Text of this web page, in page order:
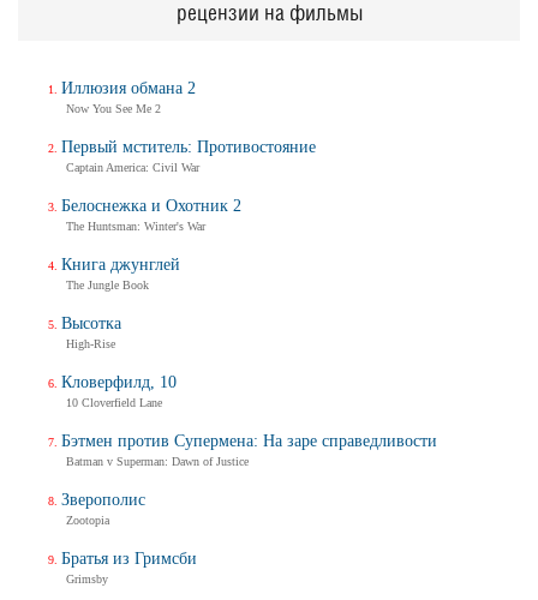
рецензии на фильмы
Иллюзия обмана 2
Now You See Me 2
Первый мститель: Противостояние
Captain America: Civil War
Белоснежка и Охотник 2
The Huntsman: Winter's War
Книга джунглей
The Jungle Book
Высотка
High-Rise
Кловерфилд, 10
10 Cloverfield Lane
Бэтмен против Супермена: На заре справедливости
Batman v Superman: Dawn of Justice
Зверополис
Zootopia
Братья из Гримсби
Grimsby